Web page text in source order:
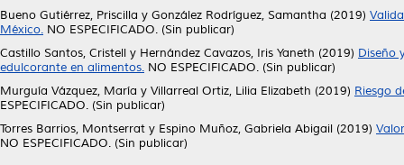
Bueno Gutiérrez, Priscilla y González Rodríguez, Samantha (2019)
México. NO ESPECIFICADO. (Sin publicar)
Castillo Santos, Cristell y Hernández Cavazos, Iris Yaneth (2019) Diseño
edulcorante en alimentos. NO ESPECIFICADO. (Sin publicar)
Murguía Vázquez, María y Villarreal Ortiz, Lilia Elizabeth (2019) Riesgo
ESPECIFICADO. (Sin publicar)
Torres Barrios, Montserrat y Espino Muñoz, Gabriela Abigail (2019)
NO ESPECIFICADO. (Sin publicar)